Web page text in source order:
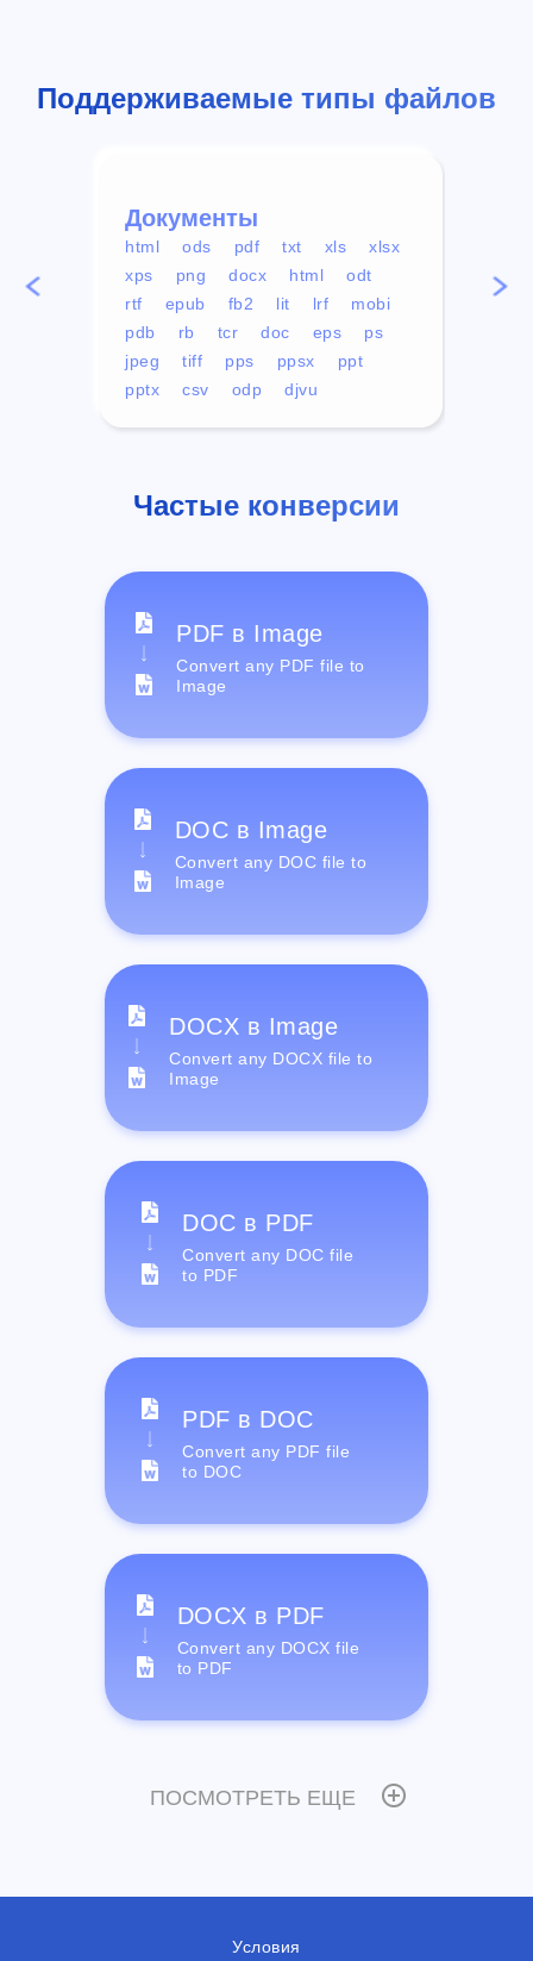
Поддерживаемые типы файлов
Документы
html ods pdf txt xls
xlsx
xps
png docx html
odt
rtf
epub fb2 lit lrf
mobi
pdb
rb tcr doc eps
ps
jpeg
tiff pps ppsx
ppt
pptx
csv odp djvu
mp4
Частые конверсии
PDF в Image
Convert any PDF file to
Image
DOC в Image
Convert any DOC file to
Image
DOCX в Image
Convert any DOCX file to
Image
DOC в PDF
Convert any DOC file
to PDF
PDF в DOC
Convert any PDF file
to DOC
DOCX в PDF
Convert any DOCX file
to PDF
ПОСМОТРЕТЬ ЕЩЕ
Условия